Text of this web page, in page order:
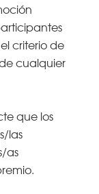
criterio de
cualquier
que los
las
as